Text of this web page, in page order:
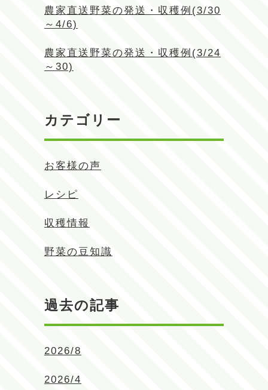
農家直送野菜の発送・収穫例(3/30
～4/6)
農家直送野菜の発送・収穫例(3/24
～30)
カテゴリー
お客様の声
レシピ
収穫情報
野菜の豆知識
過去の記事
2026/8
2026/4